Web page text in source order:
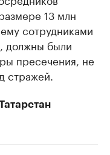
13 млн
сотрудниками
должны были
пресечения, не
стражей.